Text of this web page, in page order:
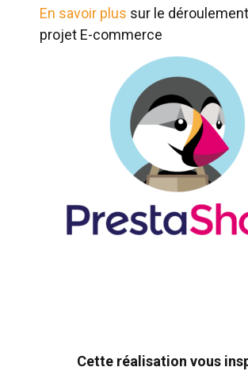
En savoir plus sur le déroulement
projet E-commerce
Cette réalisation vous